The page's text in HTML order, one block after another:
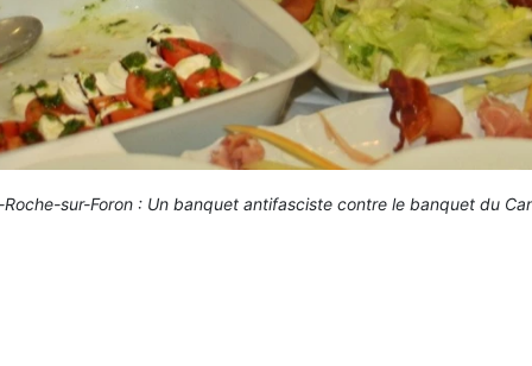
sur-Foron : Un banquet antifasciste contre le banquet du